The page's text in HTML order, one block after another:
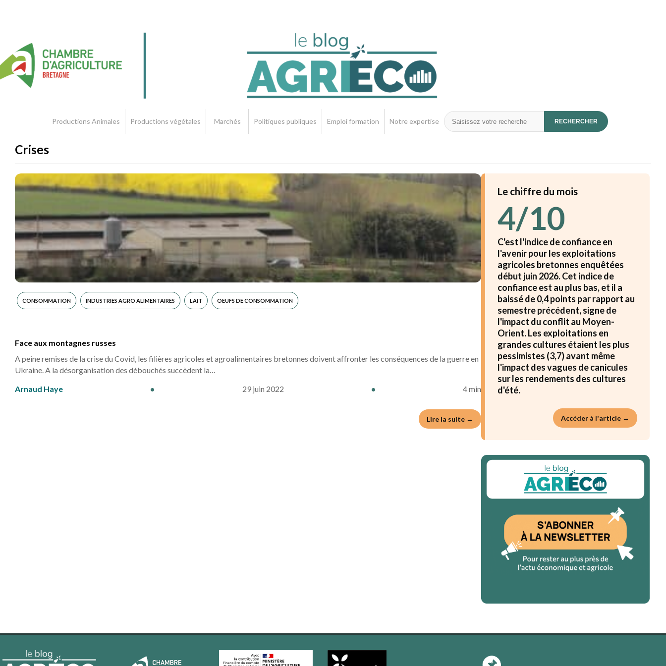
Productions Animales Productions végétales Marchés Politiques publiques Emploi formation Notre expertise
Rechercher
RECHERCHER
Crises
CONSOMMATION INDUSTRIES AGRO ALIMENTAIRES LAIT OEUFS DE CONSOMMATION
Face aux montagnes russes
A peine remises de la crise du Covid, les filières agricoles et agroalimentaires bretonnes doivent affronter les conséquences de la guerre en
Ukraine. A la désorganisation des débouchés succèdent la…
Arnaud Haye
• 29 juin 2022 • 4 min
Lire la suite →
Le chiffre du mois
4/10
C'est l'indice de confiance en
l'avenir pour les exploitations
agricoles bretonnes enquêtées
début juin 2026. Cet indice de
confiance est au plus bas, et il a
baissé de 0,4 points par rapport au
semestre précédent, signe de
l'impact du conflit au Moyen-
Orient. Les exploitations en
grandes cultures étaient les plus
pessimistes (3,7) avant même
l'impact des vagues de canicules
sur les rendements des cultures
d'été.
Accéder à l'article →